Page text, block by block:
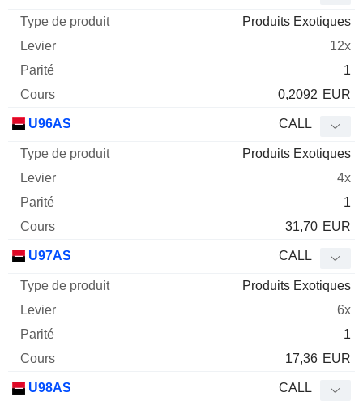
Produits Exotiques
12x
1
0,2092 EUR
U96AS CALL
Produits Exotiques
4x
1
31,70 EUR
U97AS CALL
Produits Exotiques
6x
1
17,36 EUR
U98AS CALL